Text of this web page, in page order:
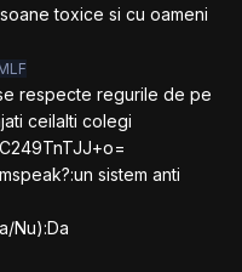
toxice si cu oameni
respecte regurile de pe
ceilalti colegi
sistem anti
Nu):Da